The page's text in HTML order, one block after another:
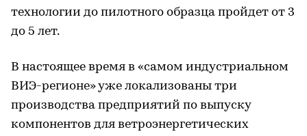
технологии до пилотного образца пройдет от 3
до 5 лет.
В настоящее время в «самом индустриальном
ВИЭ-регионе» уже локализованы три
производства предприятий по выпуску
компонентов для ветроэнергетических